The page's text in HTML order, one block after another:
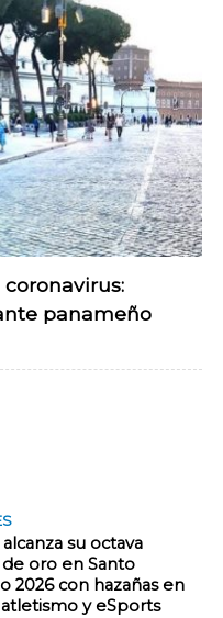
coronavirus:
panameño
su octava
oro en Santo
2026 con hazañas en
y eSports